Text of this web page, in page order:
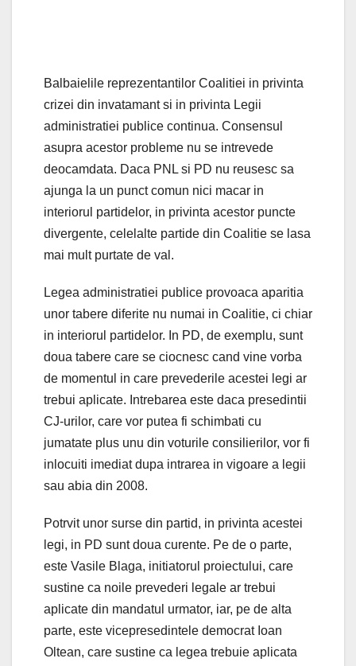
Balbaielile reprezentantilor Coalitiei in privinta
crizei din invatamant si in privinta Legii
administratiei publice continua. Consensul
asupra acestor probleme nu se intrevede
deocamdata. Daca PNL si PD nu reusesc sa
ajunga la un punct comun nici macar in
interiorul partidelor, in privinta acestor puncte
divergente, celelalte partide din Coalitie se lasa
mai mult purtate de val.
Legea administratiei publice provoaca aparitia
unor tabere diferite nu numai in Coalitie, ci chiar
in interiorul partidelor. In PD, de exemplu, sunt
doua tabere care se ciocnesc cand vine vorba
de momentul in care prevederile acestei legi ar
trebui aplicate. Intrebarea este daca presedintii
CJ-urilor, care vor putea fi schimbati cu
jumatate plus unu din voturile consilierilor, vor fi
inlocuiti imediat dupa intrarea in vigoare a legii
sau abia din 2008.
Potrvit unor surse din partid, in privinta acestei
legi, in PD sunt doua curente. Pe de o parte,
este Vasile Blaga, initiatorul proiectului, care
sustine ca noile prevederi legale ar trebui
aplicate din mandatul urmator, iar, pe de alta
parte, este vicepresedintele democrat Ioan
Oltean, care sustine ca legea trebuie aplicata